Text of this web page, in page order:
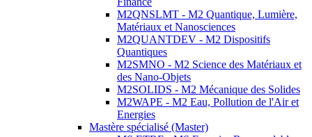
M2QNSLMT - M2 Quantique, Lumière,
Matériaux et Nanosciences
M2QUANTDEV - M2 Dispositifs
Quantiques
M2SMNO - M2 Science des Matériaux et
des Nano-Objets
M2SOLIDS - M2 Mécanique des Solides
M2WAPE - M2 Eau, Pollution de l'Air et
Energies
Mastère spécialisé (Master)